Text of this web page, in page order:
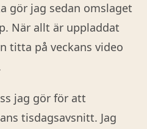
gör jag sedan omslaget
När allt är uppladdat
titta på veckans video
jag gör för att
tisdagsavsnitt. Jag